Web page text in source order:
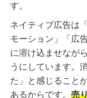
す。
ネイティブ広告は
モーション」「広
に溶け込ませなが
うにしています。
た」と感じること
あるからです。 売